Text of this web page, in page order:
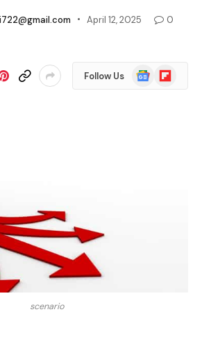
April 12, 2025
0
Follow Us
Google
News
Flipboard
scenario